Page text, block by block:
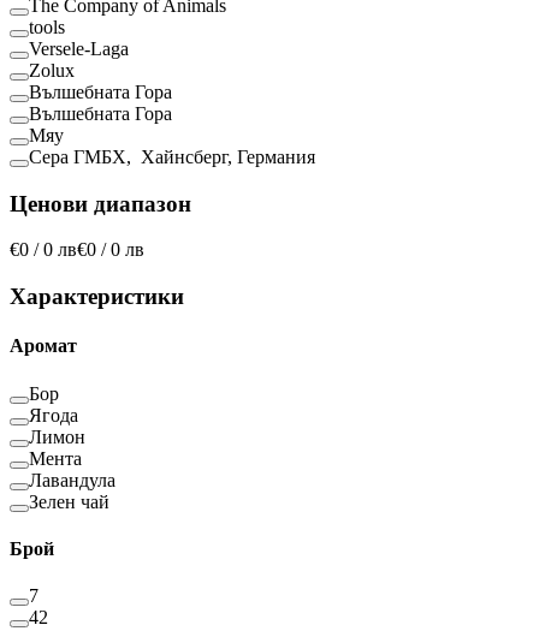
The Company of Animals
tools
Versele-Laga
Zolux
Вълшебната Гора
Вълшебната Гора
Мяу
Сера ГМБХ, Хайнсберг, Германия
Ценови диапазон
€0 / 0 лв€0 / 0 лв
Характеристики
Аромат
Бор
Ягода
Лимон
Мента
Лавандула
Зелен чай
Брой
7
42